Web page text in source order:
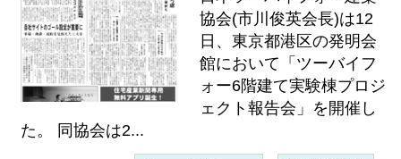
協会(市川俊英会長)は12
日、東京都港区の発明会
館において「ツーバイフ
ォー6階建て実験棟プロジ
ェクト報告会」を開催し
た。 同協会は2...